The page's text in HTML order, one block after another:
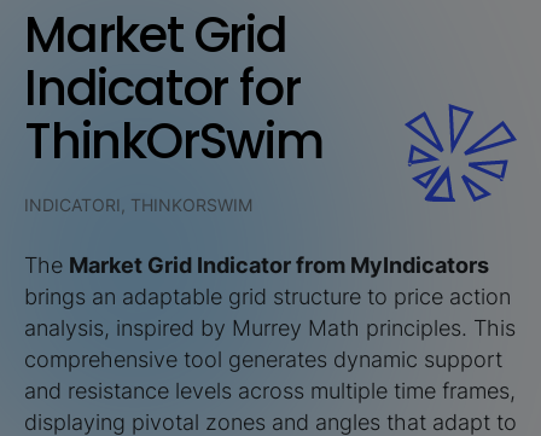
Market Grid
Indicator for
ThinkOrSwim
INDICATORI, THINKORSWIM
The Market Grid Indicator from MyIndicators
brings an adaptable grid structure to price action
analysis, inspired by Murrey Math principles. This
comprehensive tool generates dynamic support
and resistance levels across multiple time frames,
displaying pivotal zones and angles that adapt to